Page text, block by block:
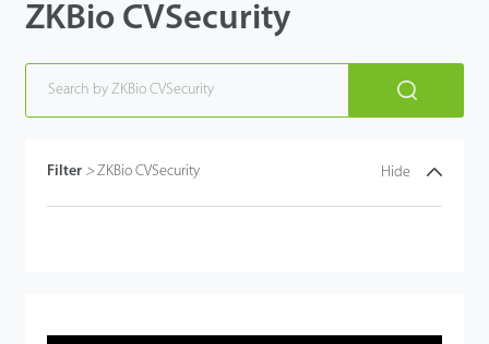
ZKBio CVSecurity
Filter > ZKBio CVSecurity Hide